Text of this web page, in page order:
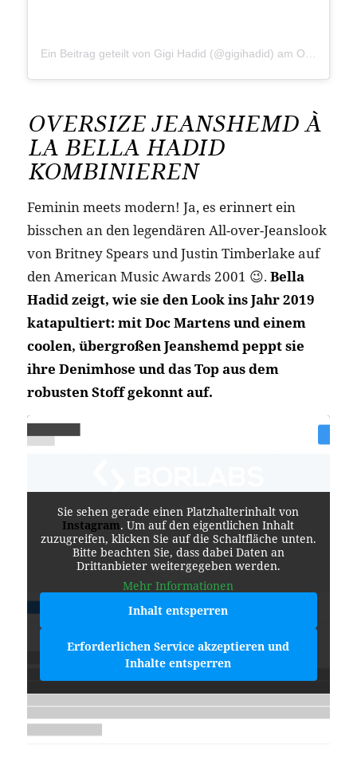
Ein Beitrag geteilt von Gigi Hadid (@gigihadid) am Okt 9, 2019 um 2:49 PDT
OVERSIZE JEANSHEMD À
LA BELLA HADID
KOMBINIEREN
Feminin meets modern! Ja, es erinnert ein
bisschen an den legendären All-over-Jeanslook
von Britney Spears und Justin Timberlake auf
den American Music Awards 2001 😉. Bella
Hadid zeigt, wie sie den Look ins Jahr 2019
katapultiert: mit Doc Martens und einem
coolen, übergroßen Jeanshemd peppt sie
ihre Denimhose und das Top aus dem
robusten Stoff gekonnt auf.
Sie sehen gerade einen Platzhalterinhalt von
Instagram. Um auf den eigentlichen Inhalt
zuzugreifen, klicken Sie auf die Schaltfläche unten.
Bitte beachten Sie, dass dabei Daten an
Drittanbieter weitergegeben werden.
Mehr Informationen
Inhalt entsperren
Erforderlichen Service akzeptieren und
Inhalte entsperren